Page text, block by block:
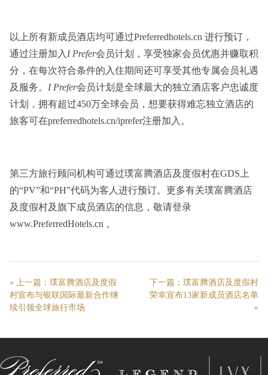
以上所有新成员酒店均可通过Preferredhotels.cn 进行预订，
通过注册加入 I Prefer会员计划，享受独家会员优惠并赚取积
分，在每次符合条件的入住期间还可享受其他专属会员礼遇
及服务。 I Prefer会员计划是全球最大的独立酒店客户忠诚度
计划，拥有超过450万全球会员，想要获得难忘独立酒店的
旅客可在preferredhotels.cn/iprefer注册加入。
第三方旅行顾问机构可通过璞富腾酒店及度假村在GDS上
的“PV”和“PH”代码为客人进行预订。更多有关璞富腾酒店
及度假村及旗下成员酒店的信息，敬请登录
www.PreferredHotels.cn 。
« 上一篇： 璞富腾酒店及度假
村宣布与银联国际最新合作继
续引领全球旅行市场
下一篇： 璞富腾酒店及度假村
荣幸宣布13家新成员酒店名单
»